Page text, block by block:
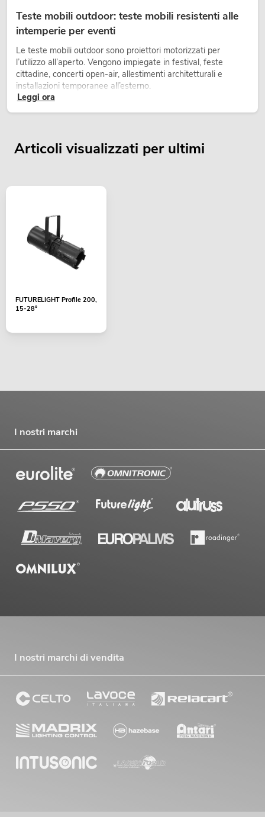
Teste mobili outdoor: teste mobili resistenti alle
intemperie per eventi
Le teste mobili outdoor sono proiettori motorizzati per
l’utilizzo all’aperto. Vengono impiegate in festival, feste
cittadine, concerti open-air, allestimenti architetturali e
installazioni temporanee all’esterno.
Leggi ora
Articoli visualizzati per ultimi
FUTURELIGHT Profile 200,
15-28°
I nostri marchi
I nostri marchi di vendita